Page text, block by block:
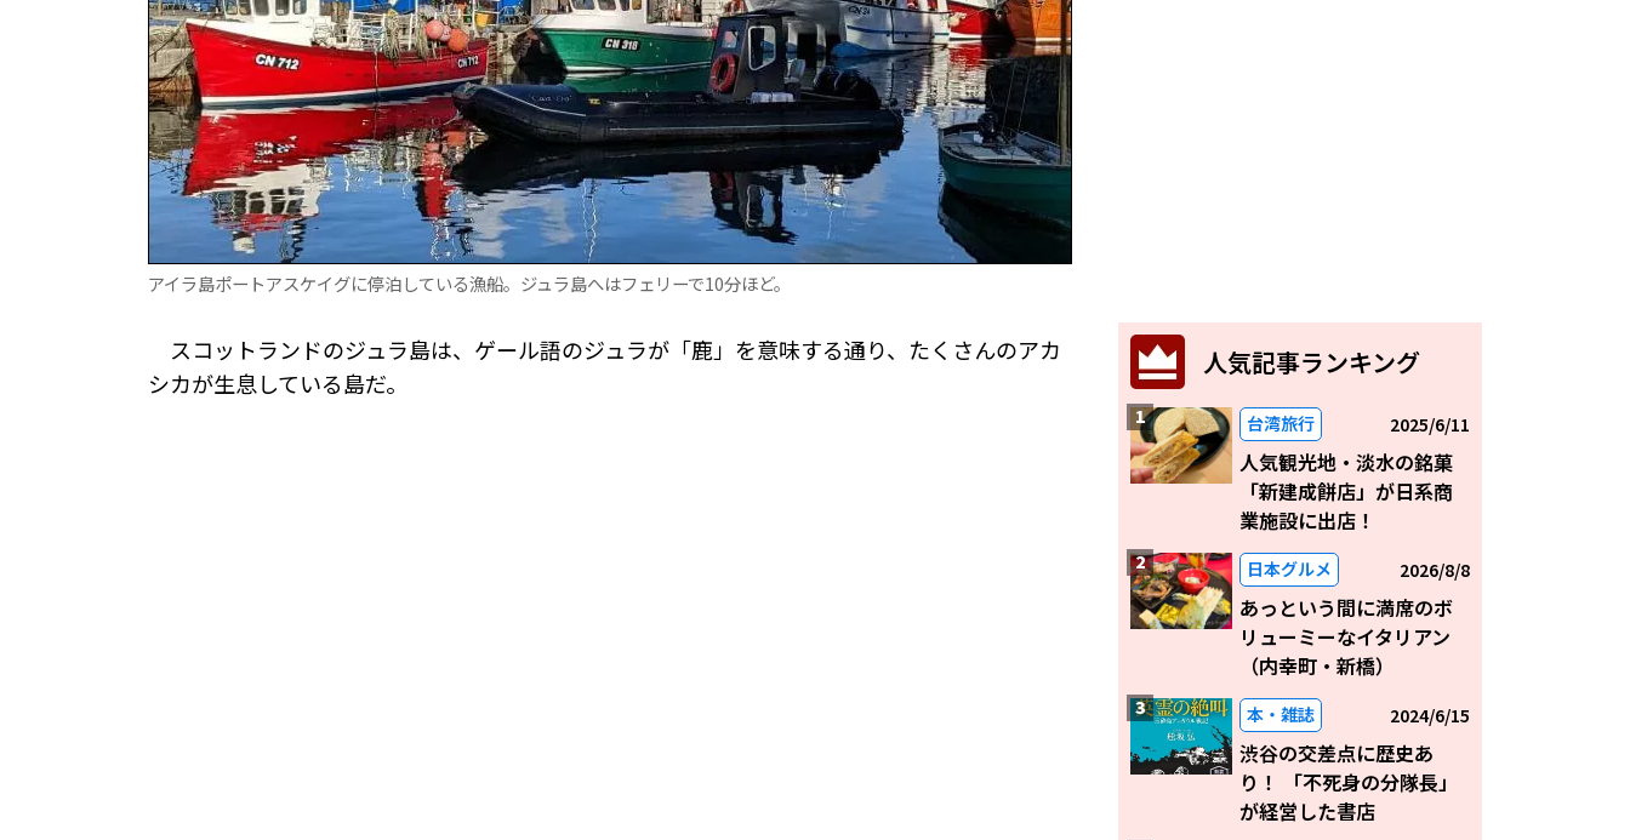
アイラ島ポートアスケイグに停泊している漁船。ジュラ島へはフェリーで10分ほど。
スコットランドのジュラ島は、ゲール語のジュラが「鹿」を意味する通り、たくさんのアカ
シカが生息している島だ。
人気記事ランキング
台湾旅行 2025/6/11
人気観光地・淡水の銘菓
「新建成餅店」が日系商
業施設に出店！
日本グルメ 2026/8/8
あっという間に満席のボ
リューミーなイタリアン
（内幸町・新橋）
本・雑誌 2024/6/15
渋谷の交差点に歴史あ
り！ 「不死身の分隊長」
が経営した書店